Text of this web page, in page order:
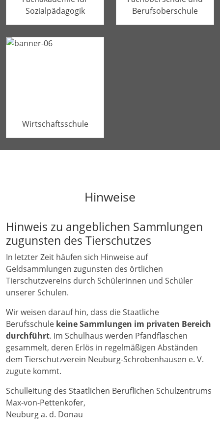
Sozialpädagogik
Berufsoberschule
Wirtschaftsschule
Hinweise
Hinweis zu angeblichen Sammlungen
zugunsten des Tierschutzes
In letzter Zeit häufen sich Hinweise auf
Geldsammlungen zugunsten des örtlichen
Tierschutzvereins durch Schülerinnen und Schüler
unserer Schulen.
Wir weisen darauf hin, dass die Staatliche
Berufsschule keine Sammlungen im privaten Bereich
durchführt. Im Schulhaus werden Pfandflaschen
gesammelt, deren Erlös in regelmäßigen Abständen
dem Tierschutzverein Neuburg-Schrobenhausen e. V.
zugute kommt.
Schulleitung des Staatlichen Beruflichen Schulzentrums
Max-von-Pettenkofer,
Neuburg a. d. Donau